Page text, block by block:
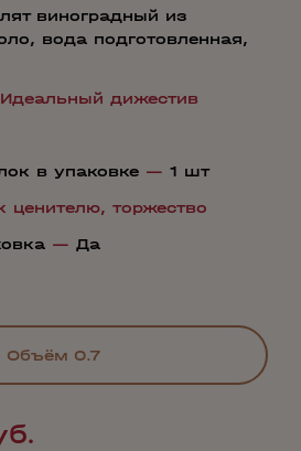
виноградный из
вода подготовленная,
Идеальный дижестив
в упаковке — 1 шт
ценителю, торжество
— Да
Объём 0.7